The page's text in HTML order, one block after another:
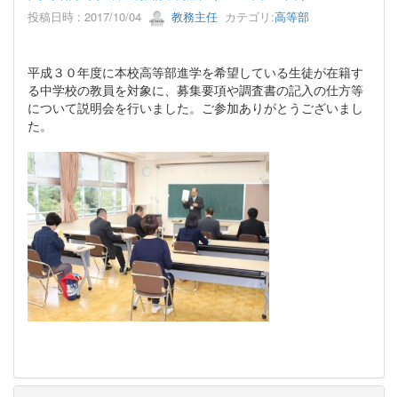
投稿日時 : 2017/10/04 教務主任 カテゴリ:高等部
平成３０年度に本校高等部進学を希望している生徒が在籍す
る中学校の教員を対象に、募集要項や調査書の記入の仕方等
について説明会を行いました。ご参加ありがとうございまし
た。